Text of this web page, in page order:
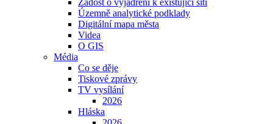
Žádost o vyjádření k existující síti
Územně analytické podklady
Digitální mapa města
Videa
O GIS
Média
Co se děje
Tiskové zprávy
TV vysílání
2026
Hláska